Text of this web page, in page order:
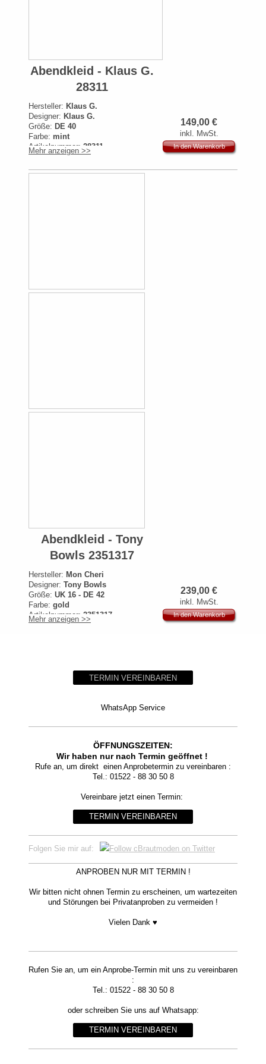
149,00 €
inkl. MwSt.
In den Warenkorb
Abendkleid - Klaus G.
28311
Hersteller: Klaus G.
Designer: Klaus G.
Größe: DE 40
Farbe: mint
Artikelnummer:28311
Originalpreis:399€
Mehr anzeigen >>
239,00 €
inkl. MwSt.
In den Warenkorb
Abendkleid - Tony
Bowls 2351317
Hersteller: Mon Cheri
Designer: Tony Bowls
Größe: UK 16 - DE 42
Farbe: gold
Artikelnummer:2351317
Originalpreis:849€
Mehr anzeigen >>
TERMIN VEREINBAREN
WhatsApp Service
ÖFFNUNGSZEITEN:
Wir haben nur nach Termin geöffnet !
Rufe an, um direkt einen Anprobetermin zu vereinbaren :
Tel.: 01522 - 88 30 50 8
Vereinbare jetzt einen Termin:
TERMIN VEREINBAREN
Folgen Sie mir auf:
ANPROBEN NUR MIT TERMIN !
Wir bitten nicht ohnen Termin zu erscheinen, um wartezeiten
und Störungen bei Privatanproben zu vermeiden !
Vielen Dank ♥
Rufen Sie an, um ein Anprobe-Termin mit uns zu vereinbaren
:
Tel.: 01522 - 88 30 50 8
oder schreiben Sie uns auf Whatsapp:
TERMIN VEREINBAREN